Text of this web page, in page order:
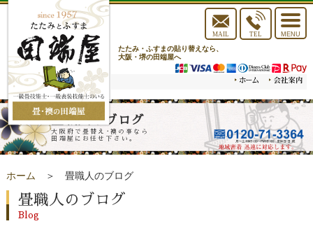
MAIL TEL
toggle
MENU
たたみ・ふすまの貼り替えなら、
大阪・堺の田端屋へ
畳職人のブログ
大阪府で畳替え･襖の事なら
田端屋にお任せ下さい。
ホーム ＞ 畳職人のブログ
畳職人のブログ
Blog